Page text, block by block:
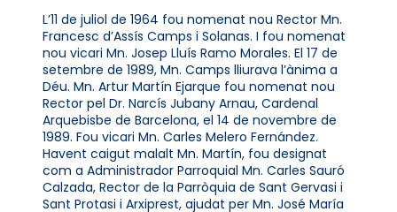
L’11 de juliol de 1964 fou nomenat nou Rector Mn.
Francesc d’Assís Camps i Solanas. I fou nomenat
nou vicari Mn. Josep Lluís Ramo Morales. El 17 de
setembre de 1989, Mn. Camps lliurava l’ànima a
Déu. Mn. Artur Martín Ejarque fou nomenat nou
Rector pel Dr. Narcís Jubany Arnau, Cardenal
Arquebisbe de Barcelona, el 14 de novembre de
1989. Fou vicari Mn. Carles Melero Fernández.
Havent caigut malalt Mn. Martín, fou designat
com a Administrador Parroquial Mn. Carles Sauró
Calzada, Rector de la Parròquia de Sant Gervasi i
Sant Protasi i Arxiprest, ajudat per Mn. José María